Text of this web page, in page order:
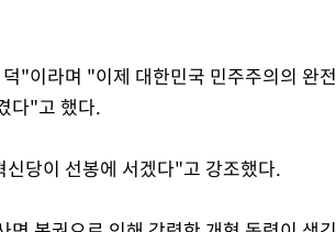
"이라며 "이제 대한민국 민주주의의 완전
다"고 했다.
당이 선봉에 서겠다"고 강조했다.